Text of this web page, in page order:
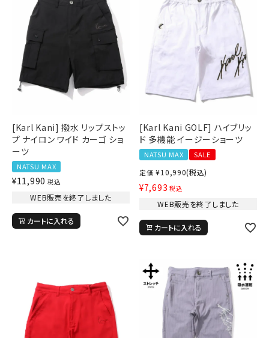
新作アイテム
ニュース・特集
[Karl Kani] 撥水 リップストッ
プ ナイロン ワイド カーゴ ショ
ーツ
NATSU MAX
¥11,990 税込
WEB販売を終了しました
カートに入れる
[Karl Kani GOLF] ハイブリッ
ド 多機能 イージーショーツ
NATSU MAX
SALE
定価 ¥10,990(税込)
¥7,693 税込
WEB販売を終了しました
カートに入れる